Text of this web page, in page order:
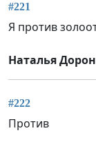
#221
Я против
Наталья
#222
Против